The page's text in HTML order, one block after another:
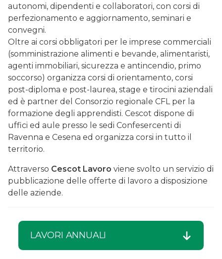
autonomi, dipendenti e collaboratori, con corsi di
perfezionamento e aggiornamento, seminari e
convegni.
Oltre ai corsi obbligatori per le imprese commerciali
(somministrazione alimenti e bevande, alimentaristi,
agenti immobiliari, sicurezza e antincendio, primo
soccorso) organizza corsi di orientamento, corsi
post-diploma e post-laurea, stage e tirocini aziendali
ed è partner del Consorzio regionale CFL per la
formazione degli apprendisti. Cescot dispone di
uffici ed aule presso le sedi Confesercenti di
Ravenna e Cesena ed organizza corsi in tutto il
territorio.
Attraverso Cescot Lavoro viene svolto un servizio di
pubblicazione delle offerte di lavoro a disposizione
delle aziende.
LAVORI ANNUALI